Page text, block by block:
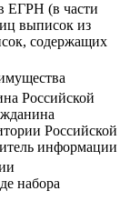
ЕГРН (в части
выписок из
содержащих
Российской
Российской
информации
набора